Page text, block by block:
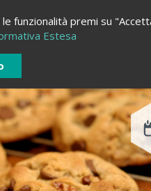
premi su
Estesa